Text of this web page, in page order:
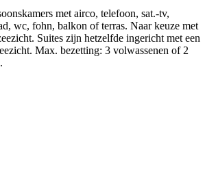
met airco, telefoon, sat.-tv,
wc, fohn, balkon of terras. Naar keuze met
Suites zijn hetzelfde ingericht met een
Max. bezetting: 3 volwassenen of 2